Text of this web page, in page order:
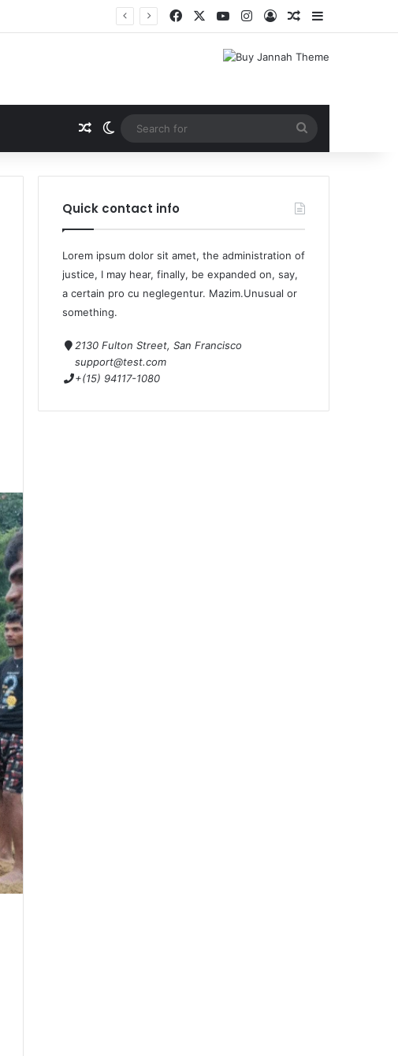
Quick contact info
Lorem ipsum dolor sit amet, the administration of
justice, I may hear, finally, be expanded on, say,
a certain pro cu neglegentur. Mazim.Unusual or
something.
2130 Fulton Street, San Francisco
support@test.com
+(15) 94117-1080